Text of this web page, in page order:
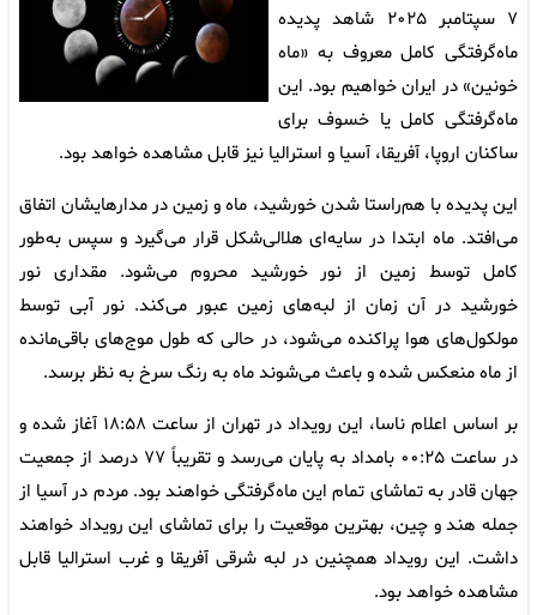
۷ سپتامبر ۲۰۲۵ شاهد پدیده
ماه‌گرفتگی کامل معروف به «ماه
خونین» در ایران خواهیم بود. این
ماه‌گرفتگی کامل یا خسوف برای
ساکنان اروپا، آفریقا، آسیا و استرالیا نیز قابل مشاهده خواهد بود.
این پدیده با هم‌راستا شدن خورشید، ماه و زمین در مدارهایشان اتفاق
می‌افتد. ماه ابتدا در سایه‌ای هلالی‌شکل قرار می‌گیرد و سپس به‌طور
کامل توسط زمین از نور خورشید محروم می‌شود. مقداری نور
خورشید در آن زمان از لبه‌های زمین عبور می‌کند. نور آبی توسط
مولکول‌های هوا پراکنده می‌شود، در حالی که طول موج‌های باقی‌مانده
از ماه منعکس شده و باعث می‌شوند ماه به رنگ سرخ به نظر برسد.
بر اساس اعلام ناسا، این رویداد در تهران از ساعت ۱۸:۵۸ آغاز شده و
در ساعت ۰۰:۲۵ بامداد به پایان می‌رسد و تقریباً ۷۷ درصد از جمعیت
جهان قادر به تماشای تمام این ماه‌گرفتگی خواهند بود. مردم در آسیا از
جمله هند و چین، بهترین موقعیت را برای تماشای این رویداد خواهند
داشت. این رویداد همچنین در لبه شرقی آفریقا و غرب استرالیا قابل
مشاهده خواهد بود.